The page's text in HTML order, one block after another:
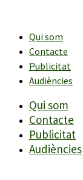
contingutQui som
Contacte
Publicitat
Audiències
Qui som
Contacte
Publicitat
Audiències